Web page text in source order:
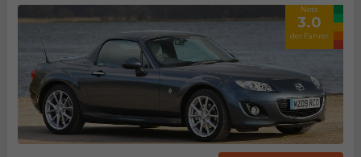
Note
3.0
der Fahrer